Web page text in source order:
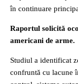
în continuare
Raportul solicită
americani de arme.
Studiul a identificat
confruntă cu lacune